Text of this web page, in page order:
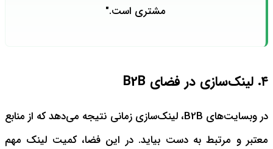
مشتری است."
۴. لینک‌سازی در فضای B2B
در وبسایت‌های B2B، لینک‌سازی زمانی نتیجه می‌دهد که از منابع
معتبر و مرتبط به دست بیاید. در این فضا، کمیت لینک مهم